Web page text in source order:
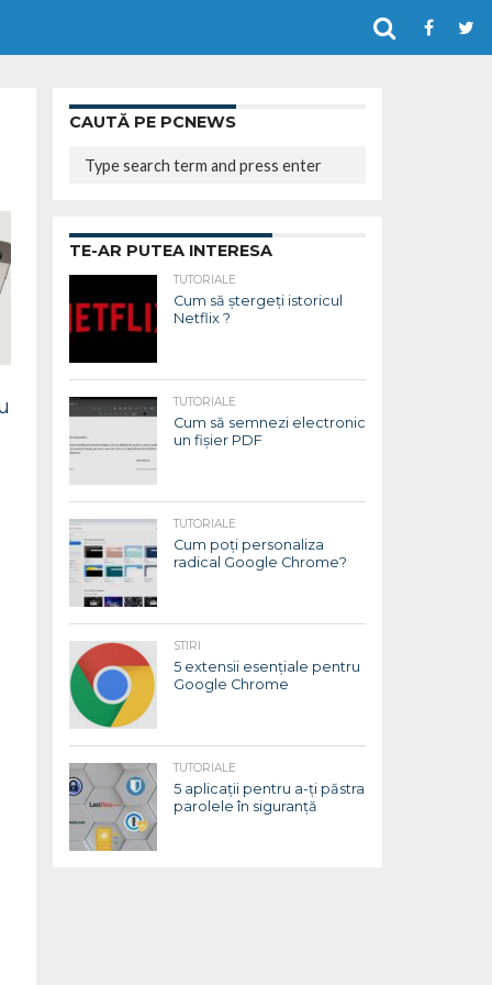
CAUTĂ PE PCNEWS
TE-AR PUTEA INTERESA
TUTORIALE
Cum să ștergeți istoricul
Netflix ?
TUTORIALE
Cum să semnezi electronic
un fișier PDF
TUTORIALE
Cum poți personaliza
radical Google Chrome?
STIRI
5 extensii esențiale pentru
Google Chrome
TUTORIALE
5 aplicații pentru a-ți păstra
parolele în siguranță